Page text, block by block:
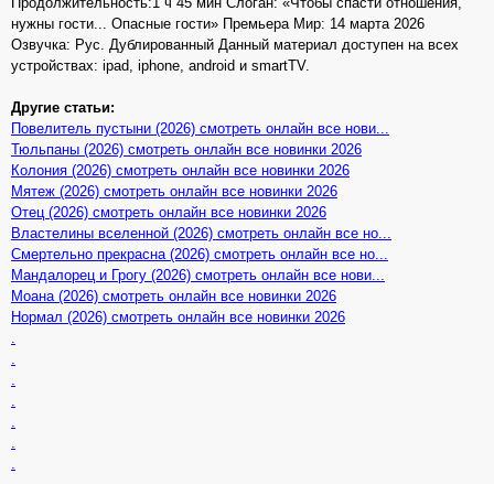
нужны гости... Опасные гости» Премьера Мир: 14 марта 2026
Озвучка: Рус. Дублированный Данный материал доступен на всех
устройствах: ipad, iphone, android и smartTV.
Другие статьи:
Повелитель пустыни (2026) смотреть онлайн все нови...
Тюльпаны (2026) смотреть онлайн все новинки 2026
Колония (2026) смотреть онлайн все новинки 2026
Мятеж (2026) смотреть онлайн все новинки 2026
Отец (2026) смотреть онлайн все новинки 2026
Властелины вселенной (2026) смотреть онлайн все но...
Смертельно прекрасна (2026) смотреть онлайн все но...
Мандалорец и Грогу (2026) смотреть онлайн все нови...
Моана (2026) смотреть онлайн все новинки 2026
Нормал (2026) смотреть онлайн все новинки 2026